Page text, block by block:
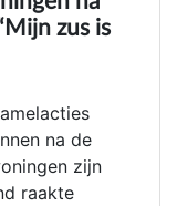
zus is
na de
zijn
raakte